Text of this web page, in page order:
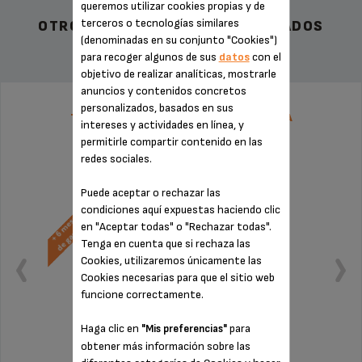
OTROS ACCESORIOS RECOMENDADOS
TARIFA PLANA DE REPARACIÓN CAFETERA
SUPERAUTÓMATICA KRUPS
queremos utilizar cookies propias y de
terceros o tecnologías similares
(denominadas en su conjunto "Cookies")
para recoger algunos de sus datoscon el
objetivo de realizar analíticas, mostrarle
anuncios y contenidos concretos
personalizados, basados en sus
intereses y actividades en línea, y
permitirle compartir contenido en las
redes sociales.
Puede aceptar o rechazar las
condiciones aquí expuestas haciendo clic
en "Aceptar todas" o "Rechazar todas".
Tenga en cuenta que si rechaza las
Cookies, utilizaremos únicamente las
Cookies necesarias para que el sitio web
funcione correctamente.
Haga clic en "Mis preferencias"para
obtener más información sobre las